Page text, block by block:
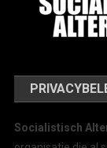
Socialistisch